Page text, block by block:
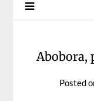
Abobora,
Posted